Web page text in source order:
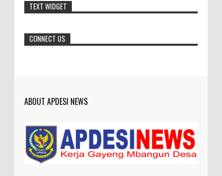
honorer
TEXT WIDGET
CONNECT US
ABOUT APDESI NEWS